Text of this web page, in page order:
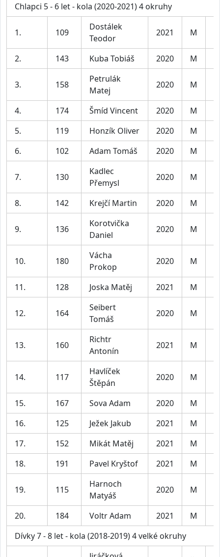
Chlapci 5 - 6 let - kola (2020-2021) 4 okruhy
1. 109
Dostálek
Teodor
2021 M
2. 143 Kuba Tobiáš 2020 M
3. 158
Petrulák
Matej
2020 M
4. 174 Šmíd Vincent 2020 M
5.
119 Honzík Oliver 2020 M
6.
102 Adam Tomáš 2020 M
7. 130
Kadlec
Přemysl
2020 M
8. 142 Krejčí Martin 2020 M
9. 136
Korotvička
Daniel
2020 M
10. 180
Vácha
Prokop
2020 M
11. 128 Joska Matěj 2021 M
12. 164
Seibert
Tomáš
2020 M
13. 160
Richtr
Antonín
2021 M
14. 117
Havlíček
Štěpán
2020 M
15. 167 Sova Adam 2020 M
16.
125 Ježek Jakub 2021 M
17.
152 Mikát Matěj 2021 M
18.
191 Pavel Kryštof 2021 M
19. 115
Harnoch
Matyáš
2020 M
20. 184 Voltr Adam 2021 M
Dívky 7 - 8 let - kola (2018-2019) 4 velké okruhy